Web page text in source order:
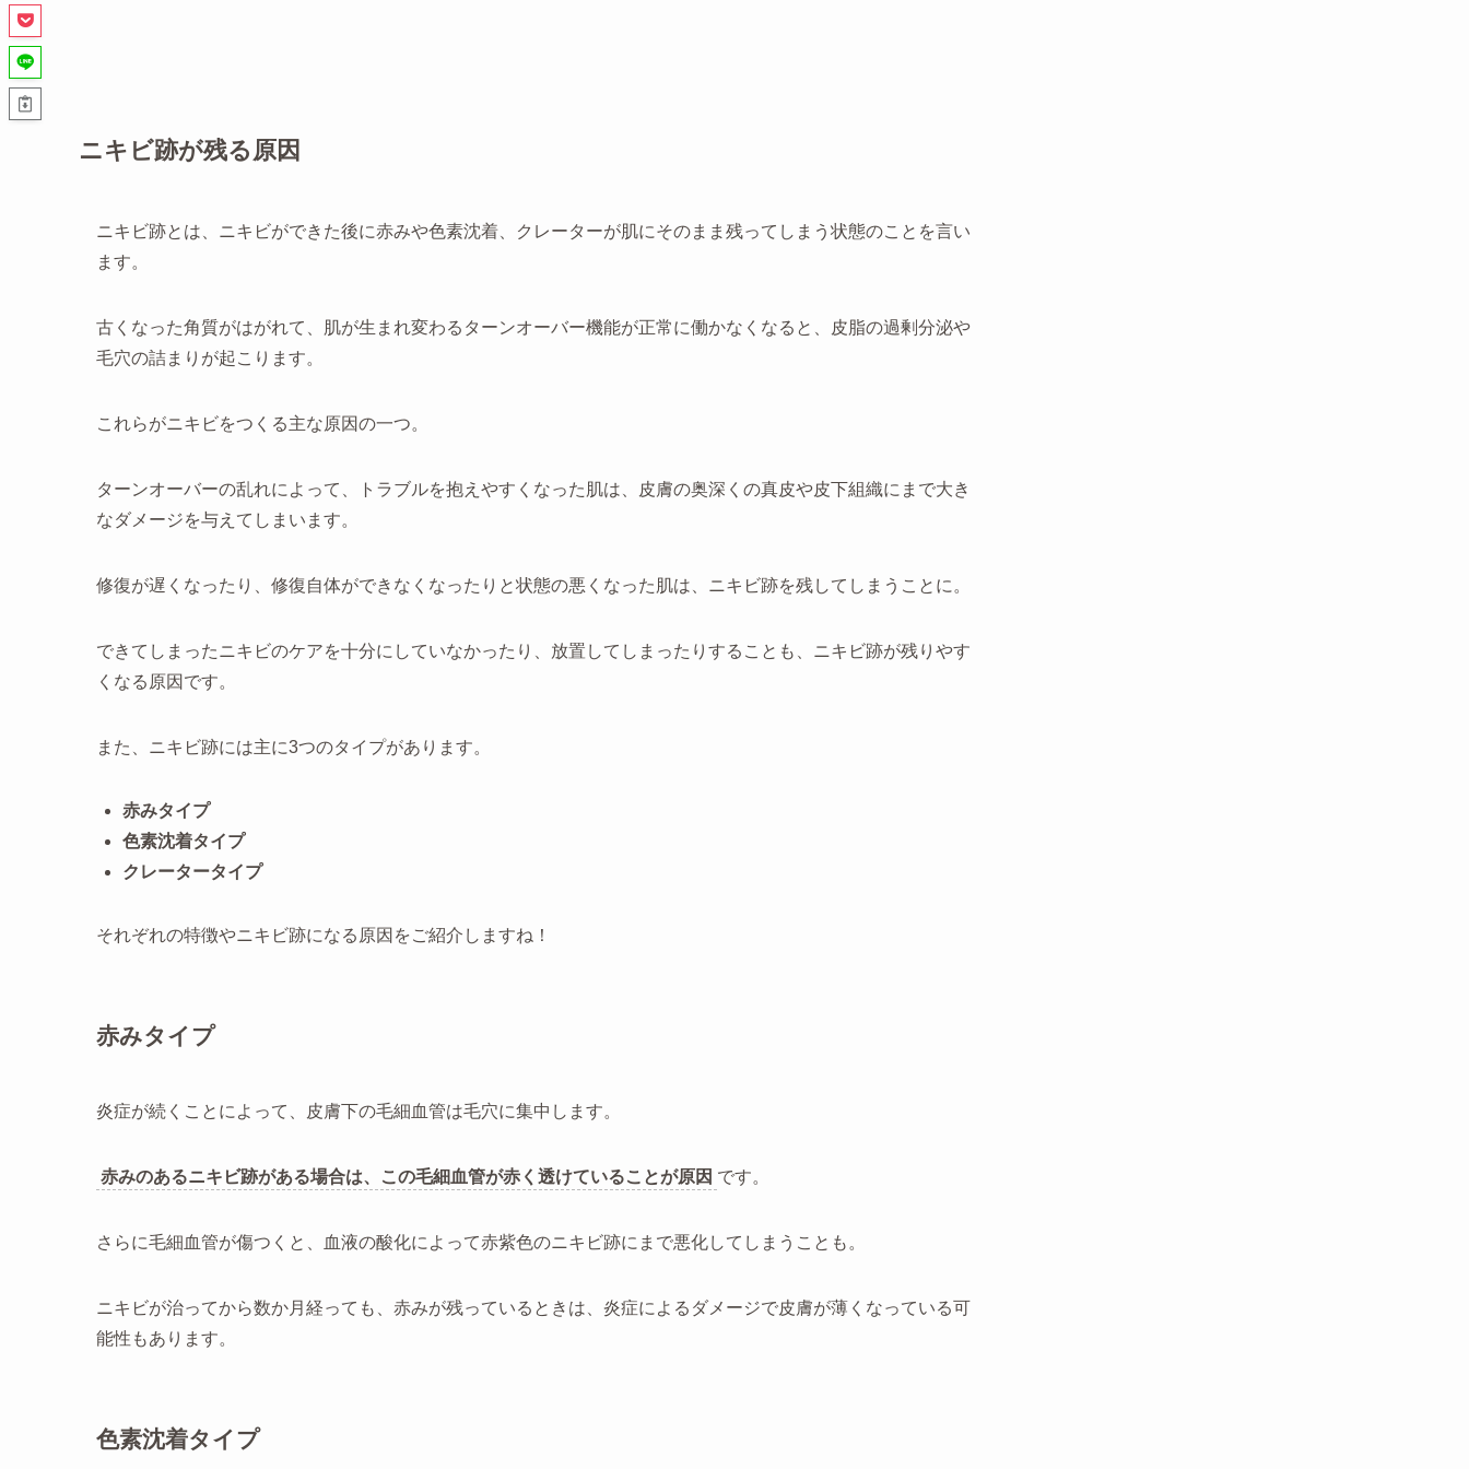
ニキビ跡が残る原因
ニキビ跡とは、ニキビができた後に赤みや色素沈着、クレーターが肌にそのまま残ってしまう状態のことを言い
ます。
古くなった角質がはがれて、肌が生まれ変わるターンオーバー機能が正常に働かなくなると、皮脂の過剰分泌や
毛穴の詰まりが起こります。
これらがニキビをつくる主な原因の一つ。
ターンオーバーの乱れによって、トラブルを抱えやすくなった肌は、皮膚の奥深くの真皮や皮下組織にまで大き
なダメージを与えてしまいます。
修復が遅くなったり、修復自体ができなくなったりと状態の悪くなった肌は、ニキビ跡を残してしまうことに。
できてしまったニキビのケアを十分にしていなかったり、放置してしまったりすることも、ニキビ跡が残りやす
くなる原因です。
また、ニキビ跡には主に3つのタイプがあります。
赤みタイプ
色素沈着タイプ
クレータータイプ
それぞれの特徴やニキビ跡になる原因をご紹介しますね！
赤みタイプ
炎症が続くことによって、皮膚下の毛細血管は毛穴に集中します。
赤みのあるニキビ跡がある場合は、この毛細血管が赤く透けていることが原因 です。
さらに毛細血管が傷つくと、血液の酸化によって赤紫色のニキビ跡にまで悪化してしまうことも。
ニキビが治ってから数か月経っても、赤みが残っているときは、炎症によるダメージで皮膚が薄くなっている可
能性もあります。
色素沈着タイプ